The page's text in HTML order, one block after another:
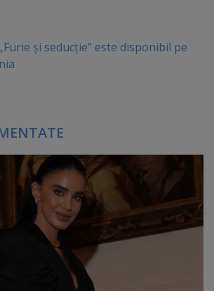
și seducție” este disponibil pe